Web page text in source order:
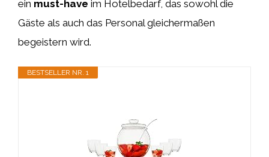
ein must-have im Hotelbedarf, das sowohl die
Gäste als auch das Personal gleichermaßen
begeistern wird.
BESTSELLER NR. 1